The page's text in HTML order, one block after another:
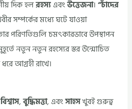
দিক হলরহস্যএবংউত্তেজনা।“চাঁদের
সম্পর্কের মধ্যে ঘটে যাওয়া
পরিণতিগুলি চমৎকারভাবে উপস্থাপন
নতুন নতুন রহস্যের স্তর উন্মোচিত
আগ্রহী রাখে।
বিশ্বাস,বুদ্ধিমত্তা, এবংসাহসখুবই গুরুত্ব